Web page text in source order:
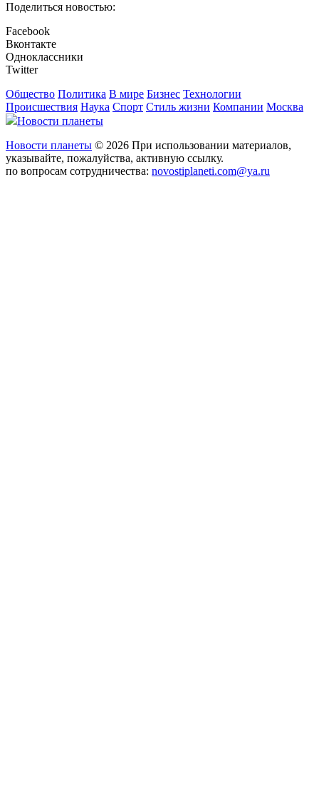
Поделиться новостью:
Facebook
Вконтакте
Одноклассники
Twitter
Общество Политика В мире Бизнес Технологии
Происшествия Наука Спорт Стиль жизни Компании Москва
Новости планеты
Новости планеты © 2026 При использовании материалов,
указывайте, пожалуйства, активную ссылку.
по вопросам сотрудничества: novostiplaneti.com@ya.ru